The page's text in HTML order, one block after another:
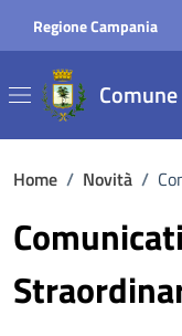
Regione Campania
Home / Novità /